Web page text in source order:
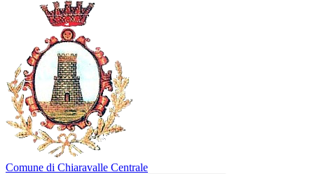
Comune di Chiaravalle Centrale